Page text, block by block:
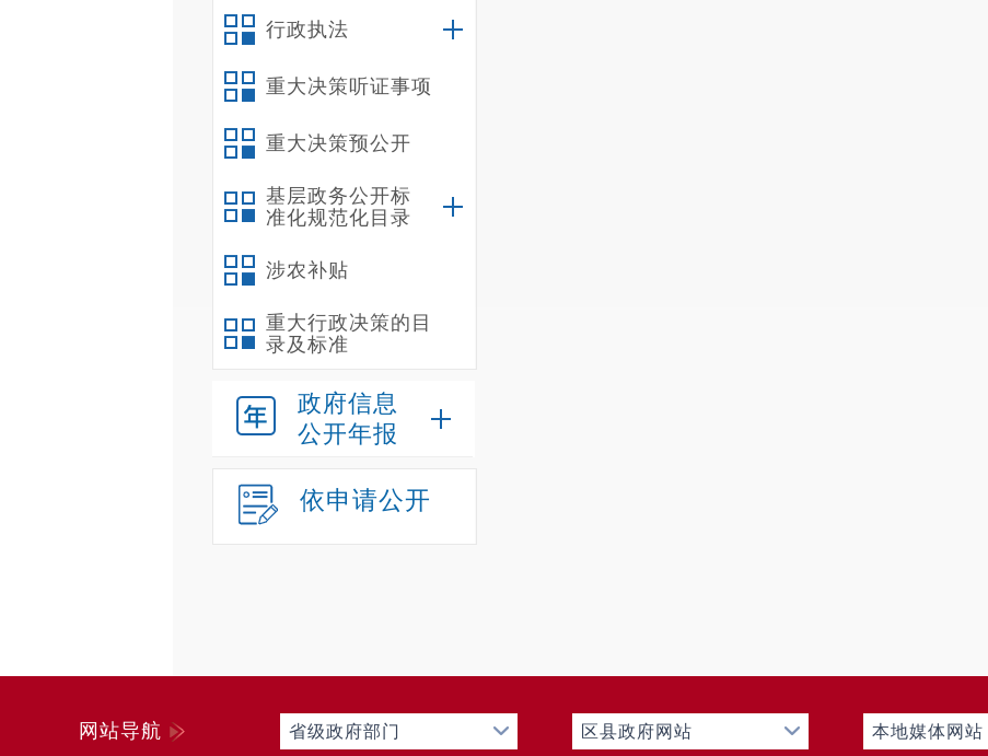
行政执法
重大决策听证事项
重大决策预公开
基层政务公开标
准化规范化目录
涉农补贴
重大行政决策的目
录及标准
政府信息
公开年报
依申请公开
网站导航 省级政府部门 区县政府网站 本地媒体网站